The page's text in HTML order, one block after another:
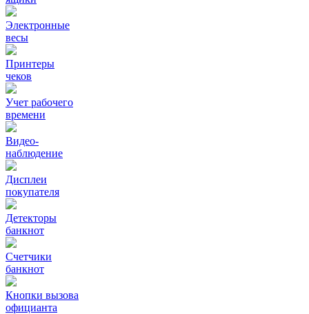
Электронные
весы
Принтеры
чеков
Учет рабочего
времени
Видео‑
наблюдение
Дисплеи
покупателя
Детекторы
банкнот
Счетчики
банкнот
Кнопки вызова
официанта